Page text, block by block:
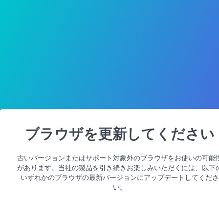
ブラウザを更新してください
古いバージョンまたはサポート対象外のブラウザをお使いの可能
があります。当社の製品を引き続きお楽しみいただくには、以下
いずれかのブラウザの最新バージョンにアップデートしてくださ
い。